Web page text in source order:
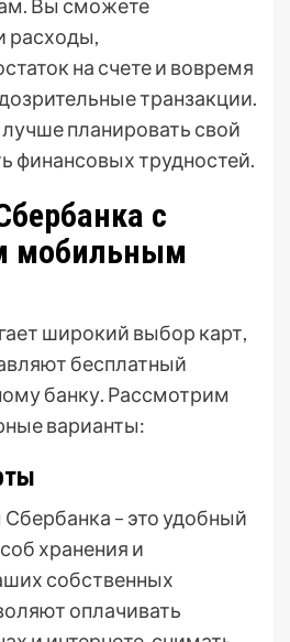
Вы сможете
расходы,
на счете и вовремя
транзакции.
планировать свой
финансовых трудностей.
с
мобильным
широкий выбор карт,
бесплатный
банку. Рассмотрим
варианты:
– это удобный
хранения и
собственных
оплачивать